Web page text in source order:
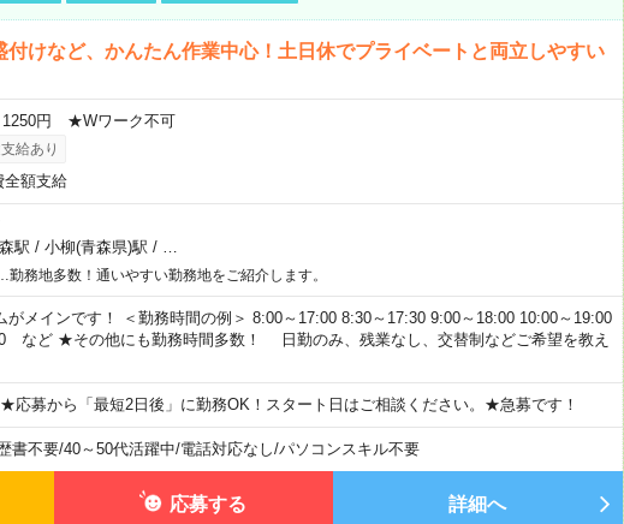
付けなど、かんたん作業中心！土日休でプライベートと両立しやすい
1250円 ★Wワーク不可
給あり
全額支給
駅 / 小柳(青森県)駅 /
務地多数！通いやすい勤務地をご紹介します。
がメインです！ ＜勤務時間の例＞ 8:00～17:00 8:30～17:30 9:00～18:00 10:00～19:00
など ★その他にも勤務時間多数！ 日勤のみ、残業なし、交替制などご希望を教え
募から「最短2日後」に勤務OK！スタート日はご相談ください。★急募です！
書不要/40～50代活躍中/電話対応なし/パソコンスキル不要
応募する 詳細へ